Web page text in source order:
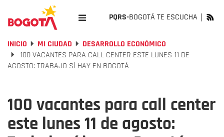
PQRS-BOGOTÁ TE ESCUCHA
INICIO MI CIUDAD
DESARROLLO ECONÓMICO
100 VACANTES PARA CALL CENTER ESTE LUNES 11 DE
AGOSTO: TRABAJO SÍ HAY EN BOGOTÁ
100 vacantes para call center
este lunes 11 de agosto: